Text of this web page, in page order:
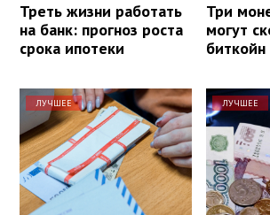
Треть жизни работать
на банк: прогноз роста
срока ипотеки
Три
могут
биткойн
ЛУЧШЕЕ ЛУЧШЕЕ